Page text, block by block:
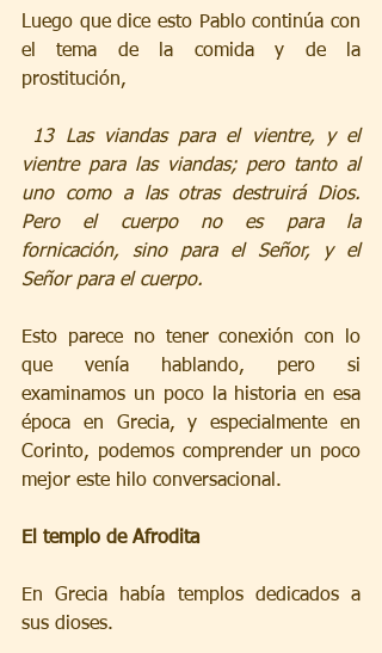
Luego que dice esto Pablo continúa con
el tema de la comida y de la
prostitución,
vientre para las viandas; pero tanto al
uno como a las otras destruirá Dios.
Pero el cuerpo no es para la
fornicación, sino para el Señor, y el
Señor para el cuerpo.
Esto parece no tener conexión con lo
que venía hablando, pero si
examinamos un poco la historia en esa
época en Grecia, y especialmente en
Corinto, podemos comprender un poco
mejor este hilo conversacional.
El templo de Afrodita
En Grecia había templos dedicados a
sus dioses.